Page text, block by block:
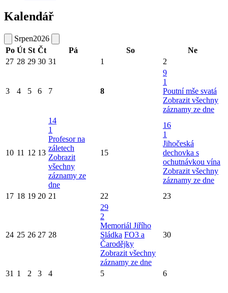
Kalendář
Srpen2026
Po Út St Čt Pá So
Ne
27 28 29 30 31 1 2
3 4 5 6 7 8
9
1
Poutní mše svatá
Zobrazit všechny
záznamy ze dne
10 11 12 13
14
1
Profesor na
záletech
Zobrazit
všechny
záznamy ze
dne
15
16
1
Jihočeská
dechovka s
ochutnávkou vína
Zobrazit všechny
záznamy ze dne
17 18 19 20 21 22 23
24 25 26 27 28
29
2
Memoriál Jiřího
Sládka FO3 a
Čarodějky
Zobrazit všechny
záznamy ze dne
30
31 1 2 3 4 5 6